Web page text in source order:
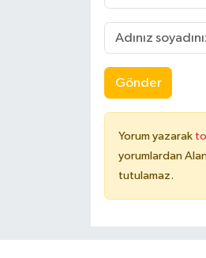
Gönder
Yorum yazarak
yorumlardan
tutulamaz.